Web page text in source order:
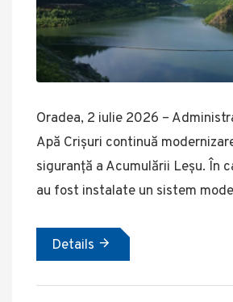
Oradea, 2 iulie 2026 –
Apă Crișuri continuă
siguranță a Acumulării Leșu. În
au fost instalate un sistem
Details